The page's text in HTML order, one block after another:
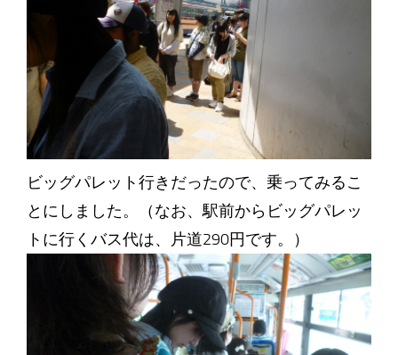
ビッグパレット行きだったので、乗ってみるこ
とにしました。（なお、駅前からビッグパレッ
トに行くバス代は、片道290円です。）